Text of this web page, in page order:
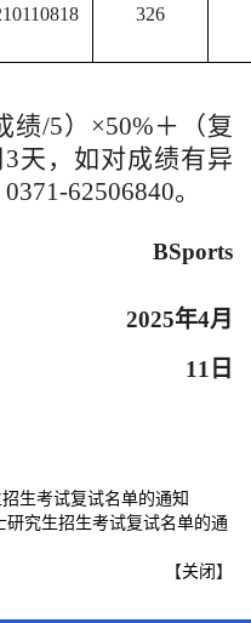
326
绩/5） ×50%＋ （复
天，如对成绩有异
62506840。
BSports
2025年4月
11 日
生考试复试名单的通知
研究生招生考试复试名单的通
【关闭】